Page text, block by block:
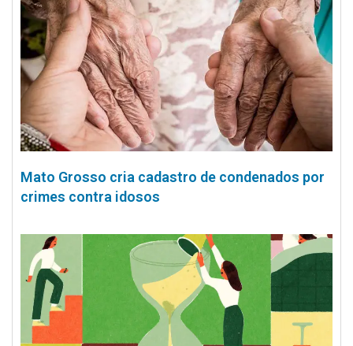
Mato Grosso cria cadastro de condenados por
crimes contra idosos